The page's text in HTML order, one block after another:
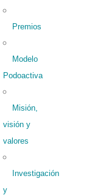
Premios
Modelo
Podoactiva
Misión,
visión y
valores
Investigación
y